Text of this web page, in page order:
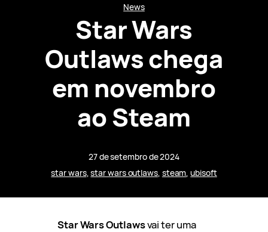
News
Star Wars
Outlaws chega
em novembro
ao Steam
27 de setembro de 2024
star wars, star wars outlaws, steam, ubisoft
Star Wars Outlawsvai ter uma